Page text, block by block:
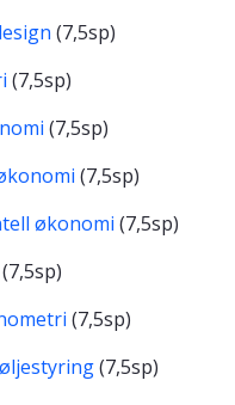
(7,5sp)
(7,5sp)
(7,5sp)
(7,5sp)
økonomi (7,5sp)
(7,5sp)
(7,5sp)
(7,5sp)